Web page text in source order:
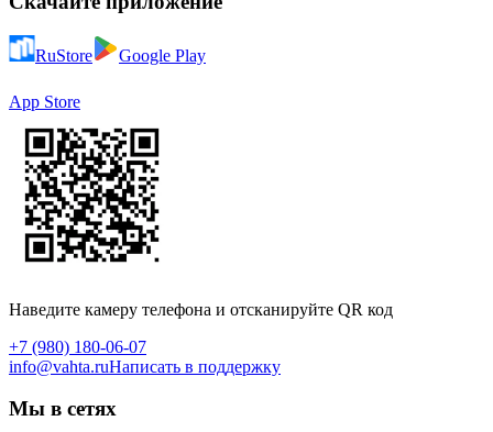
RuStore Google Play
App Store
Наведите камеру телефона и отсканируйте QR код
+7 (980) 180-06-07
info@vahta.ruНаписать в поддержку
Мы в сетях